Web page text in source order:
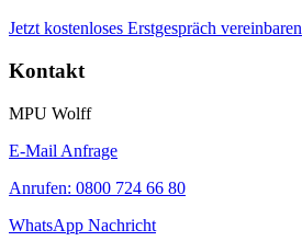
Jetzt kostenloses Erstgespräch vereinbaren
Kontakt
MPU Wolff
E-Mail Anfrage
Anrufen: 0800 724 66 80
WhatsApp Nachricht